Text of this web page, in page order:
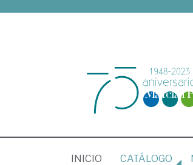
INICIO (CURRENT)
CATÁLOGO